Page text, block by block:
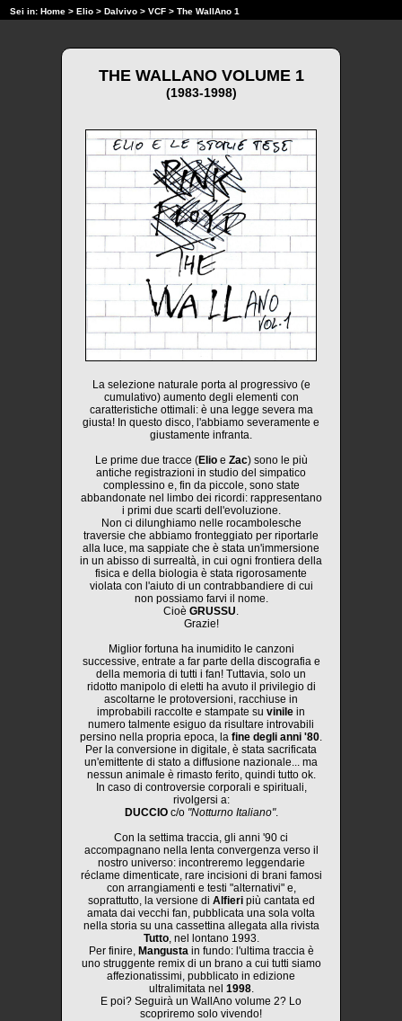
Sei in: Home > Elio > Dalvivo > VCF > The WallAno 1
THE WALLANO VOLUME 1
(1983-1998)
La selezione naturale porta al progressivo (e
cumulativo) aumento degli elementi con
caratteristiche ottimali: è una legge severa ma
giusta! In questo disco, l'abbiamo severamente e
giustamente infranta.
Le prime due tracce (Elioe Zac) sono le più
antiche registrazioni in studio del simpatico
complessino e, fin da piccole, sono state
abbandonate nel limbo dei ricordi: rappresentano
i primi due scarti dell'evoluzione.
Non ci dilunghiamo nelle rocambolesche
traversie che abbiamo fronteggiato per riportarle
alla luce, ma sappiate che è stata un'immersione
in un abisso di surrealtà, in cui ogni frontiera della
fisica e della biologia è stata rigorosamente
violata con l'aiuto di un contrabbandiere di cui
non possiamo farvi il nome.
Cioè GRUSSU.
Grazie!
Miglior fortuna ha inumidito le canzoni
successive, entrate a far parte della discografia e
della memoria di tutti i fan! Tuttavia, solo un
ridotto manipolo di eletti ha avuto il privilegio di
ascoltarne le protoversioni, racchiuse in
improbabili raccolte e stampate su vinile in
numero talmente esiguo da risultare introvabili
persino nella propria epoca, la fine degli anni '80.
Per la conversione in digitale, è stata sacrificata
un'emittente di stato a diffusione nazionale... ma
nessun animale è rimasto ferito, quindi tutto ok.
In caso di controversie corporali e spirituali,
rivolgersi a:
DUCCIOc/o "Notturno Italiano".
Con la settima traccia, gli anni '90 ci
accompagnano nella lenta convergenza verso il
nostro universo: incontreremo leggendarie
réclame dimenticate, rare incisioni di brani famosi
con arrangiamenti e testi "alternativi" e,
soprattutto, la versione di Alfieripiù cantata ed
amata dai vecchi fan, pubblicata una sola volta
nella storia su una cassettina allegata alla rivista
Tutto, nel lontano 1993.
Per finire, Mangustain fundo: l'ultima traccia è
uno struggente remix di un brano a cui tutti siamo
affezionatissimi, pubblicato in edizione
ultralimitata nel 1998.
E poi? Seguirà un WallAno volume 2? Lo
scopriremo solo vivendo!